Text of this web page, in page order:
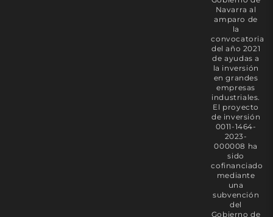
Navarra al
amparo de
la
convocatoria
del año 2021
de ayudas a
la inversión
en grandes
empresas
industriales.
El proyecto
de inversión
0011-1464-
2023-
000008 ha
sido
cofinanciado
mediante
una
subvención
del
Gobierno de